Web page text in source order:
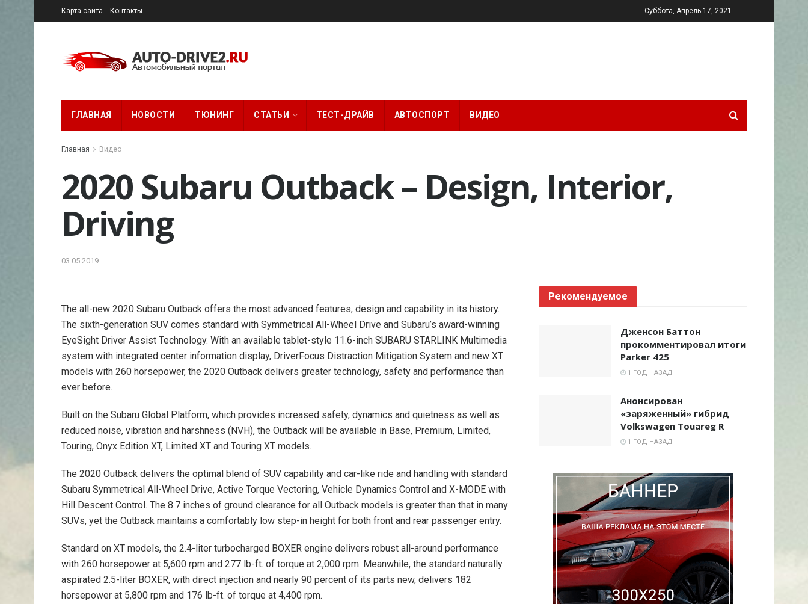
Карта сайта Контакты Суббота, Апрель 17, 2021
ГЛАВНАЯ НОВОСТИ ТЮНИНГ СТАТЬИ ТЕСТ-ДРАЙВ АВТОСПОРТ ВИДЕО
Главная Видео
2020 Subaru Outback – Design, Interior,
Driving
03.05.2019
The all-new 2020 Subaru Outback offers the most advanced features, design and capability in its history.
The sixth-generation SUV comes standard with Symmetrical All-Wheel Drive and Subaru’s award-winning
EyeSight Driver Assist Technology. With an available tablet-style 11.6-inch SUBARU STARLINK Multimedia
system with integrated center information display, DriverFocus Distraction Mitigation System and new XT
models with 260 horsepower, the 2020 Outback delivers greater technology, safety and performance than
ever before.
Built on the Subaru Global Platform, which provides increased safety, dynamics and quietness as well as
reduced noise, vibration and harshness (NVH), the Outback will be available in Base, Premium, Limited,
Touring, Onyx Edition XT, Limited XT and Touring XT models.
The 2020 Outback delivers the optimal blend of SUV capability and car-like ride and handling with standard
Subaru Symmetrical All-Wheel Drive, Active Torque Vectoring, Vehicle Dynamics Control and X-MODE with
Hill Descent Control. The 8.7 inches of ground clearance for all Outback models is greater than that in many
SUVs, yet the Outback maintains a comfortably low step-in height for both front and rear passenger entry.
Standard on XT models, the 2.4-liter turbocharged BOXER engine delivers robust all-around performance
with 260 horsepower at 5,600 rpm and 277 lb-ft. of torque at 2,000 rpm. Meanwhile, the standard naturally
aspirated 2.5-liter BOXER, with direct injection and nearly 90 percent of its parts new, delivers 182
horsepower at 5,800 rpm and 176 lb-ft. of torque at 4,400 rpm.
Рекомендуемое
Дженсон Баттон
прокомментировал итоги
Parker 425
1 ГОД НАЗАД
Анонсирован
«заряженный» гибрид
Volkswagen Touareg R
1 ГОД НАЗАД